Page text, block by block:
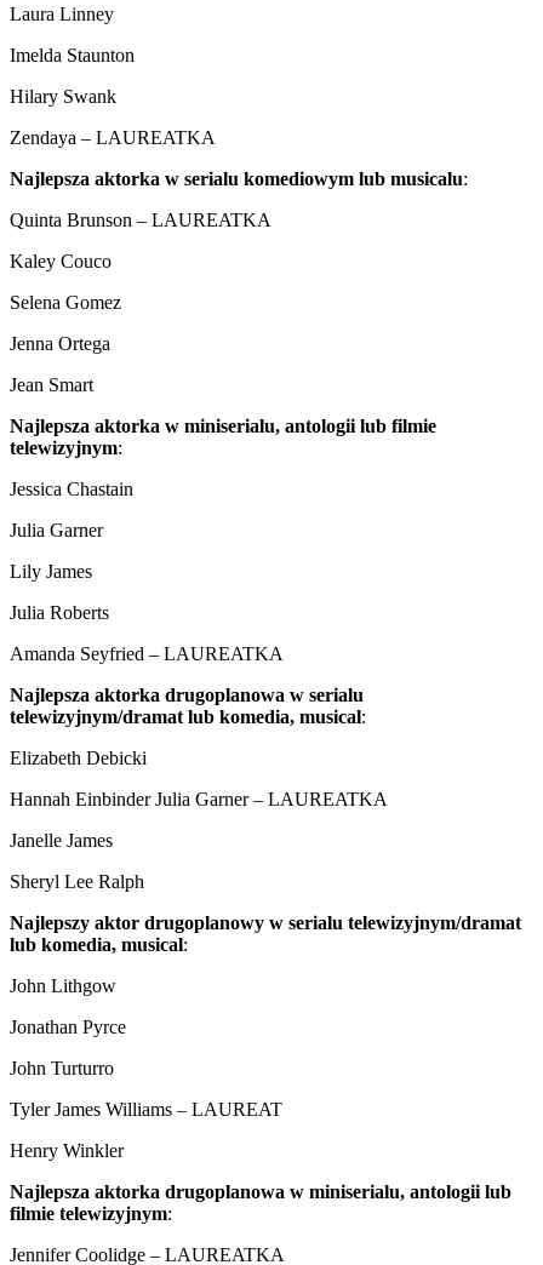
Laura Linney
Imelda Staunton
Hilary Swank
Zendaya – LAUREATKA
Najlepsza aktorka w serialu komediowym lub musicalu:
Quinta Brunson – LAUREATKA
Kaley Couco
Selena Gomez
Jenna Ortega
Jean Smart
Najlepsza aktorka w miniserialu, antologii lub filmie
telewizyjnym:
Jessica Chastain
Julia Garner
Lily James
Julia Roberts
Amanda Seyfried – LAUREATKA
Najlepsza aktorka drugoplanowa w serialu
telewizyjnym/dramat lub komedia, musical:
Elizabeth Debicki
Hannah Einbinder Julia Garner – LAUREATKA
Janelle James
Sheryl Lee Ralph
Najlepszy aktor drugoplanowy w serialu telewizyjnym/dramat
lub komedia, musical:
John Lithgow
Jonathan Pyrce
John Turturro
Tyler James Williams – LAUREAT
Henry Winkler
Najlepsza aktorka drugoplanowa w miniserialu, antologii lub
filmie telewizyjnym:
Jennifer Coolidge – LAUREATKA